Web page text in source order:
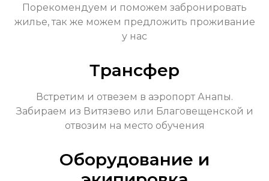
Порекомендуем и поможем забронировать
жилье, так же можем предложить проживание
у нас
Трансфер
Встретим и отвезем в аэропорт Анапы.
Забираем из Витязево или Благовещенской и
отвозим на место обучения
Оборудование и